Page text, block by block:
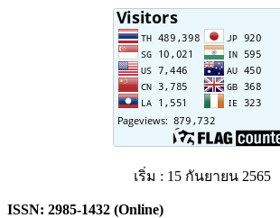
เริ่ม : 15 กันยายน 2565
ISSN: 2985-1432 (Online)